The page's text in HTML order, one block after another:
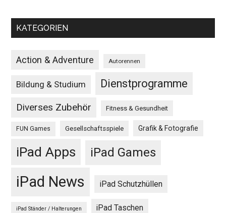
KATEGORIEN
Action & Adventure Autorennen
Bildung & Studium Dienstprogramme
Diverses Zubehör Fitness & Gesundheit
FUN Games Gesellschaftsspiele Grafik & Fotografie
iPad Apps iPad Games
iPad News iPad Schutzhüllen
iPad Ständer / Halterungen iPad Taschen